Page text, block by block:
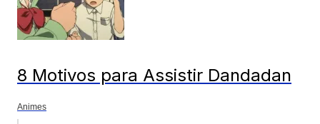
8 Motivos para Assistir Dandadan
Animes